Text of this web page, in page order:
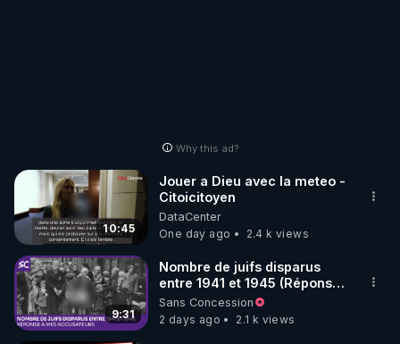
Why this ad?
10:45
Jouer a Dieu avec la meteo -
Citoicitoyen
DataCenter
One day ago
2.4 k views
9:31
Nombre de juifs disparus
entre 1941 et 1945 (Réponse
à mes accusateurs)
Sans Concession
2 days ago
2.1 k views